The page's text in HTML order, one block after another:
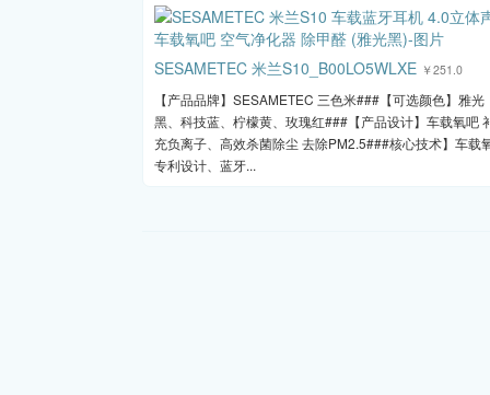
SESAMETEC 米兰S10_B00LO5WLXE ￥251.0
【产品品牌】SESAMETEC 三色米###【可选颜色】雅光
黑、科技蓝、柠檬黄、玫瑰红###【产品设计】车载氧吧
充负离子、高效杀菌除尘 去除PM2.5###核心技术】车载
专利设计、蓝牙...